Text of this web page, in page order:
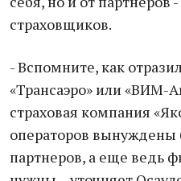
страховщиков.
- Вспомните, как
«Трансаэро» или «ВИМ-
страховая компания
операторов вынуждены
партнеров, а еще ведь